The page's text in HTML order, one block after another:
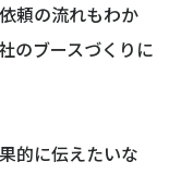
頼の流れもわか
のブースづくりに
的に伝えたいな